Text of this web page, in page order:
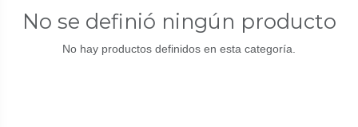
No se definió ningún producto
No hay productos definidos en esta categoría.